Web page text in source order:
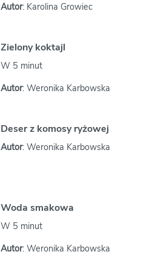
Autor: Karolina Growiec
Zielony koktajl
W 5 minut
Autor: Weronika Karbowska
Deser z komosy ryżowej
Autor: Weronika Karbowska
Woda smakowa
W 5 minut
Autor: Weronika Karbowska